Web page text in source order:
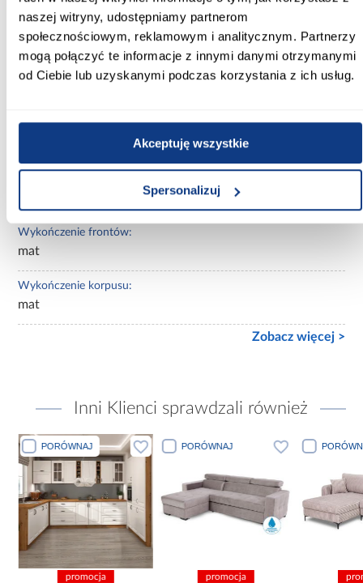
naszej witryny, udostępniamy partnerom
społecznościowym, reklamowym i analitycznym. Partnerzy
mogą połączyć te informacje z innymi danymi otrzymanymi
od Ciebie lub uzyskanymi podczas korzystania z ich usług.
Akceptuję wszystkie
Spersonalizuj
Kolor korpusu:
czarny
Wybarwienie:
Lustro:
Wykończenie frontów:
mat
Wykończenie korpusu:
mat
Zobacz więcej >
Inni Klienci sprawdzali również
PORÓWNAJ
promocja
PORÓWNAJ
promocja